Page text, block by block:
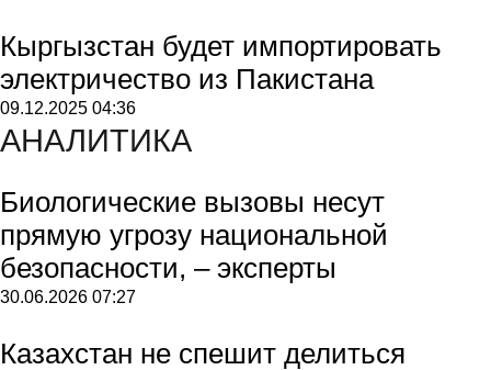
Кыргызстан будет импортировать
электричество из Пакистана
09.12.2025 04:36
АНАЛИТИКА
Биологические вызовы несут
прямую угрозу национальной
безопасности, – эксперты
30.06.2026 07:27
Казахстан не спешит делиться